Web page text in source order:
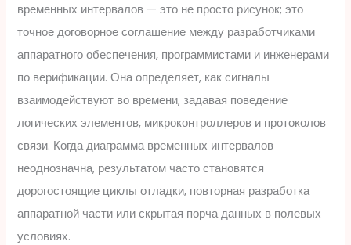
временных интервалов — это не просто рисунок; это
точное договорное соглашение между разработчиками
аппаратного обеспечения, программистами и инженерами
по верификации. Она определяет, как сигналы
взаимодействуют во времени, задавая поведение
логических элементов, микроконтроллеров и протоколов
связи. Когда диаграмма временных интервалов
неоднозначна, результатом часто становятся
дорогостоящие циклы отладки, повторная разработка
аппаратной части или скрытая порча данных в полевых
условиях.